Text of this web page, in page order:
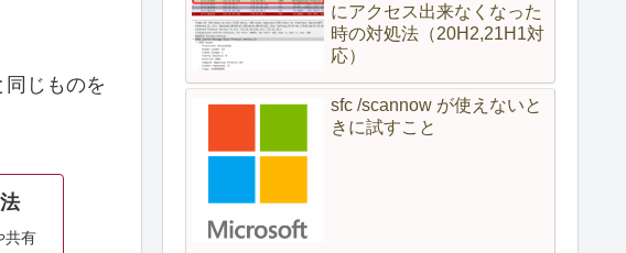
じものを
共有
にアクセス出来なくなった
時の対処法（20H2,21H1対
応）
sfc /scannow が使えないと
きに試すこと